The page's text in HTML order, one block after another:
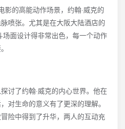
影的高能动作场景，约翰·威克的
喷张。尤其是在大阪大陆酒店的
场面设计得非常出色，每一个动作
讨了约翰·威克的内心世界。他在
对生命的意义有了更深的理解。
险中得到了升华，两人的互动充